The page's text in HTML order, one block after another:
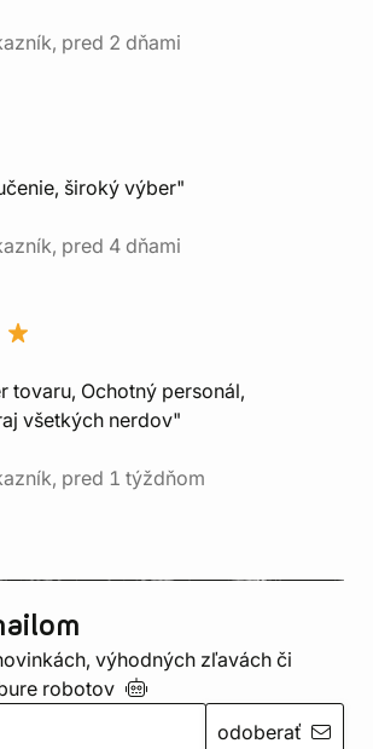
pred 2 dňami
široký výber"
pred 4 dňami
tovaru, Ochotný personál,
všetkých nerdov"
pred 1 týždňom
výhodných zľavách či
robotov
odoberať